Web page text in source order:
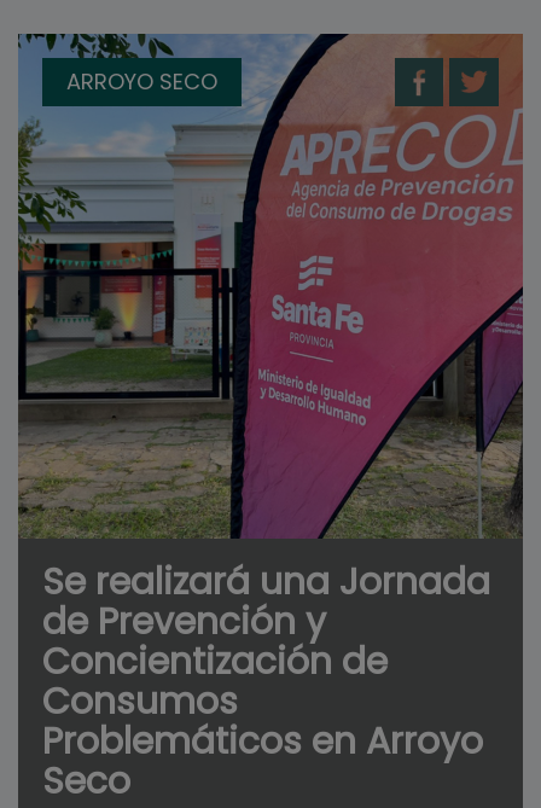
ARROYO SECO
Se realizará una Jornada
de Prevención y
Concientización de
Consumos
Problemáticos en Arroyo
Seco